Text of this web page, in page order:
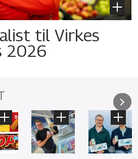
til Virkes
2026